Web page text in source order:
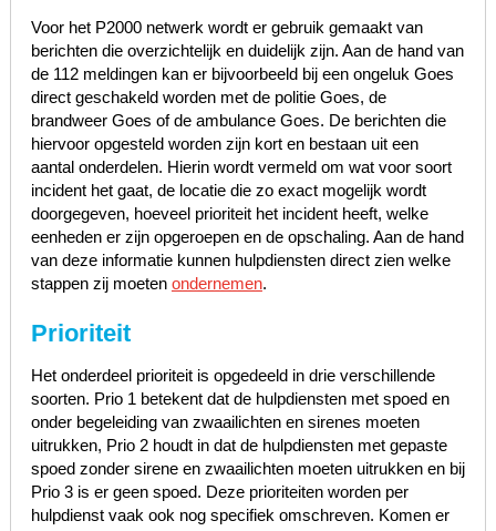
Voor het P2000 netwerk wordt er gebruik gemaakt van
berichten die overzichtelijk en duidelijk zijn. Aan de hand van
de 112 meldingen kan er bijvoorbeeld bij een ongeluk Goes
direct geschakeld worden met de politie Goes, de
brandweer Goes of de ambulance Goes. De berichten die
hiervoor opgesteld worden zijn kort en bestaan uit een
aantal onderdelen. Hierin wordt vermeld om wat voor soort
incident het gaat, de locatie die zo exact mogelijk wordt
doorgegeven, hoeveel prioriteit het incident heeft, welke
eenheden er zijn opgeroepen en de opschaling. Aan de hand
van deze informatie kunnen hulpdiensten direct zien welke
stappen zij moeten ondernemen.
Prioriteit
Het onderdeel prioriteit is opgedeeld in drie verschillende
soorten. Prio 1 betekent dat de hulpdiensten met spoed en
onder begeleiding van zwaailichten en sirenes moeten
uitrukken, Prio 2 houdt in dat de hulpdiensten met gepaste
spoed zonder sirene en zwaailichten moeten uitrukken en bij
Prio 3 is er geen spoed. Deze prioriteiten worden per
hulpdienst vaak ook nog specifiek omschreven. Komen er